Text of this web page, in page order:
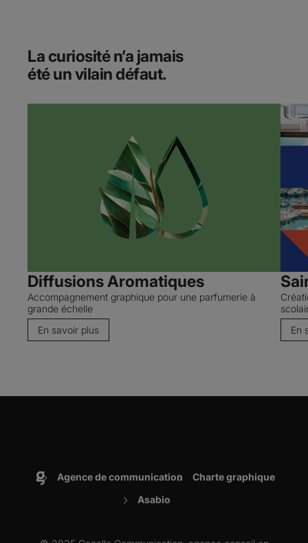
La curiosité n’a jamais
été un vilain défaut.
Diffusions Aromatiques
Accompagnement graphique pour une parfumerie à
grande échelle
En savoir plus
En
Accueil
Agence de communication
Charte graphique
Asabio